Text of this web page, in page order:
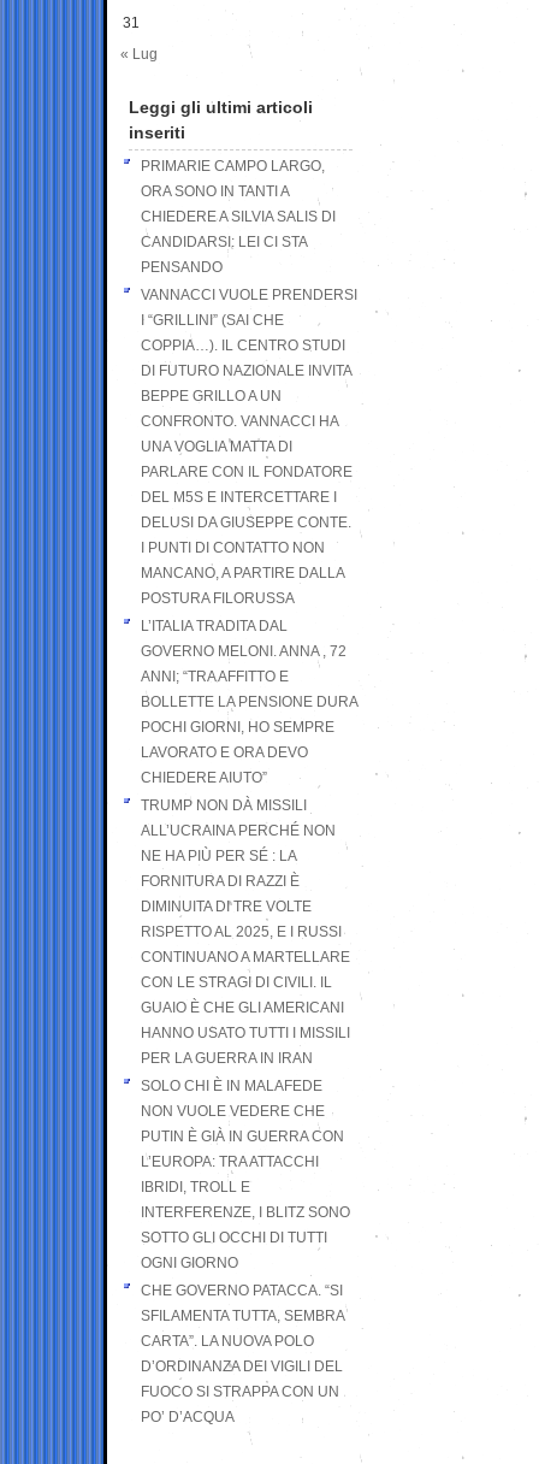
31
« Lug
Leggi gli ultimi articoli
inseriti
PRIMARIE CAMPO LARGO,
ORA SONO IN TANTI A
CHIEDERE A SILVIA SALIS DI
CANDIDARSI: LEI CI STA
PENSANDO
VANNACCI VUOLE PRENDERSI
I “GRILLINI” (SAI CHE
COPPIA…). IL CENTRO STUDI
DI FUTURO NAZIONALE INVITA
BEPPE GRILLO A UN
CONFRONTO. VANNACCI HA
UNA VOGLIA MATTA DI
PARLARE CON IL FONDATORE
DEL M5S E INTERCETTARE I
DELUSI DA GIUSEPPE CONTE.
I PUNTI DI CONTATTO NON
MANCANO, A PARTIRE DALLA
POSTURA FILORUSSA
L’ITALIA TRADITA DAL
GOVERNO MELONI. ANNA , 72
ANNI; “TRA AFFITTO E
BOLLETTE LA PENSIONE DURA
POCHI GIORNI, HO SEMPRE
LAVORATO E ORA DEVO
CHIEDERE AIUTO”
TRUMP NON DÀ MISSILI
ALL’UCRAINA PERCHÉ NON
NE HA PIÙ PER SÉ : LA
FORNITURA DI RAZZI È
DIMINUITA DI TRE VOLTE
RISPETTO AL 2025, E I RUSSI
CONTINUANO A MARTELLARE
CON LE STRAGI DI CIVILI. IL
GUAIO È CHE GLI AMERICANI
HANNO USATO TUTTI I MISSILI
PER LA GUERRA IN IRAN
SOLO CHI È IN MALAFEDE
NON VUOLE VEDERE CHE
PUTIN È GIÀ IN GUERRA CON
L’EUROPA: TRA ATTACCHI
IBRIDI, TROLL E
INTERFERENZE, I BLITZ SONO
SOTTO GLI OCCHI DI TUTTI
OGNI GIORNO
CHE GOVERNO PATACCA. “SI
SFILAMENTA TUTTA, SEMBRA
CARTA”. LA NUOVA POLO
D’ORDINANZA DEI VIGILI DEL
FUOCO SI STRAPPA CON UN
PO’ D’ACQUA